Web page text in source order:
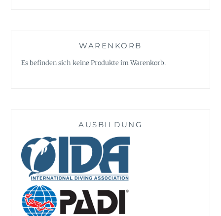
WARENKORB
Es befinden sich keine Produkte im Warenkorb.
AUSBILDUNG